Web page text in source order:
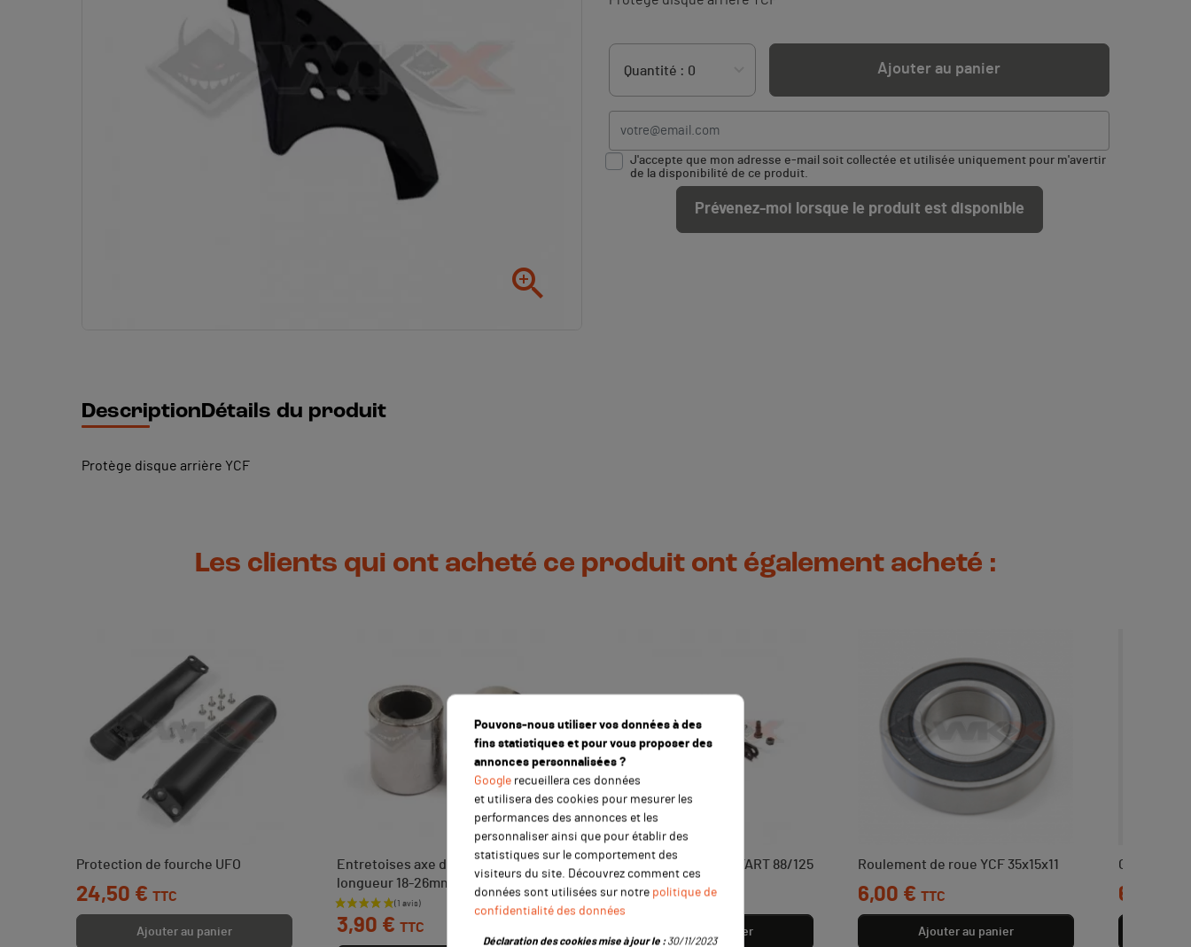

Ajouter au panier
J'accepte que mon adresse e-mail soit collectée et utilisée uniquement pour m'avertir
de la disponibilité de ce produit.
Prévenez-moi lorsque le produit est disponible
DescriptionDétails du produit
Protège disque arrière YCF
Les clients qui ont acheté ce produit ont également acheté :
Protection de fourche UFO
Prix
24,50 € TTC
Ajouter au panier
Entretoises axe de roue 15mm
longueur 18-26mm
Prix
3,90 € TTC
Kit cale rabaisse YCF START 88/125
Prix
59,00 € TTC
Ajouter au panier
Roulement de roue YCF 35x15x11
Prix
6,00 € TTC
Ajouter au panier
Goujon
Prix
6,00 €
Pouvons-nous utiliser vos données à des
fins statistiques et pour vous proposer des
annonces personnalisées ?
Google recueillera ces données
et utilisera des cookies pour mesurer les
performances des annonces et les
personnaliser ainsi que pour établir des
statistiques sur le comportement des
visiteurs du site. Découvrez comment ces
données sont utilisées sur notre politique de
confidentialité des données
Déclaration des cookies mise à jour le :30/11/2023